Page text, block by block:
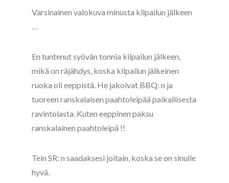
Varsinainen valokuva minusta kilpailun jälkeen
…
En tuntenut syövän tonnia kilpailun jälkeen,
mikä on räjähdys, koska kilpailun jälkeinen
ruoka oli eeppistä. He jakoivat BBQ: n ja
tuoreen ranskalaisen paahtoleipää paikallisesta
ravintolasta. Kuten eeppinen paksu
ranskalainen paahtoleipä !!
Tein SR: n saadaksesi joitain, koska se on sinulle
hyvä.